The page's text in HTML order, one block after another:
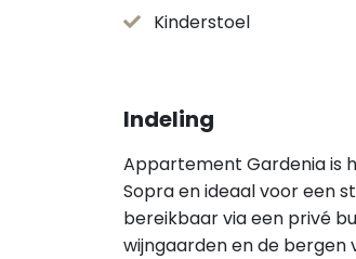
Kinderstoel
Indeling
Appartement Gardenia is
Sopra en ideaal voor een
bereikbaar via een privé
wijngaarden en de bergen